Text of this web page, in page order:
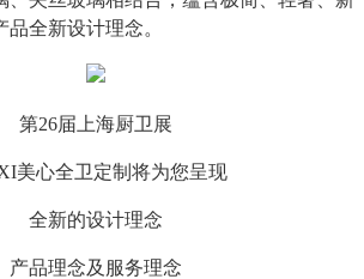
全新设计理念。
第26届上海厨卫展
美心全卫定制将为您呈现
全新的设计理念
产品理念及服务理念